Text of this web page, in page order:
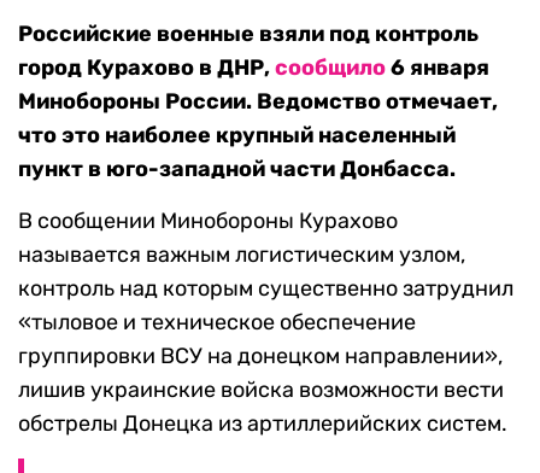
Российские военные взяли под контроль
город Курахово в ДНР,сообщило6 января
Минобороны России. Ведомство отмечает,
что это наиболее крупный населенный
пункт в юго-западной части Донбасса.
В сообщении Минобороны Курахово
называется важным логистическим узлом,
контроль над которым существенно затруднил
«тыловое и техническое обеспечение
группировки ВСУ на донецком направлении»,
лишив украинские войска возможности вести
обстрелы Донецка из артиллерийских систем.